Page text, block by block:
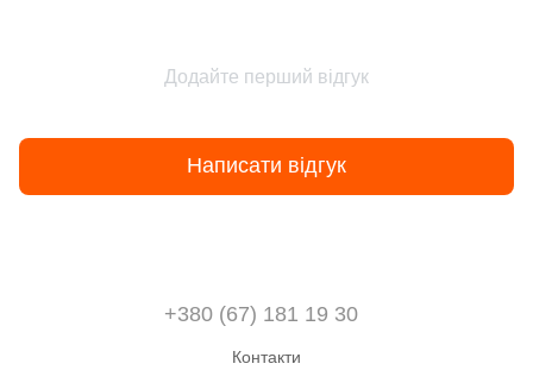
Додайте перший відгук
Написати відгук
+380 (67) 181 19 30
Контакти